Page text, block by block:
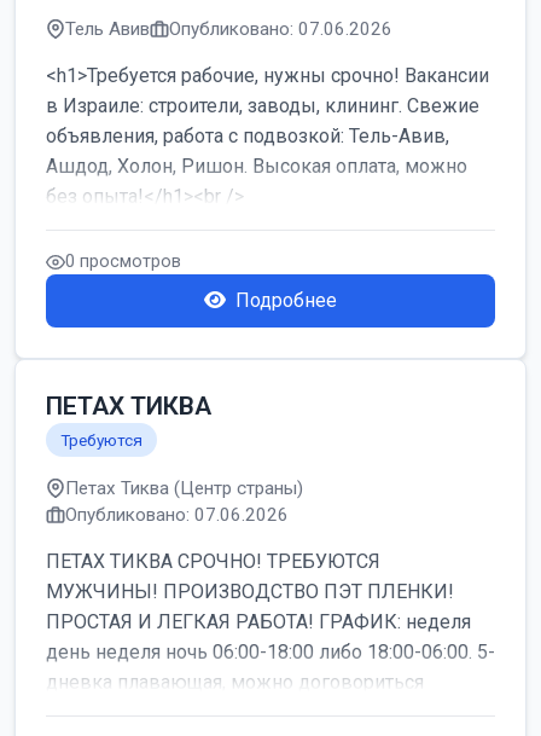
Тель Авив Опубликовано: 07.06.2026
<h1>Требуется рабочие, нужны срочно! Вакансии
в Израиле: строители, заводы, клининг. Свежие
объявления, работа с подвозкой: Тель-Авив,
Ашдод, Холон, Ришон. Высокая оплата, можно
без опыта!</h1><br />
...
0 просмотров
Подробнее
ПЕТАХ ТИКВА
Требуются
Петах Тиква (Центр страны)
Опубликовано: 07.06.2026
ПЕТАХ ТИКВА СРОЧНО! ТРЕБУЮТСЯ
МУЖЧИНЫ! ПРОИЗВОДСТВО ПЭТ ПЛЕНКИ!
ПРОСТАЯ И ЛЕГКАЯ РАБОТА! ГРАФИК: неделя
день неделя ночь 06:00-18:00 либо 18:00-06:00. 5-
дневка плавающая, можно договориться
работать б...